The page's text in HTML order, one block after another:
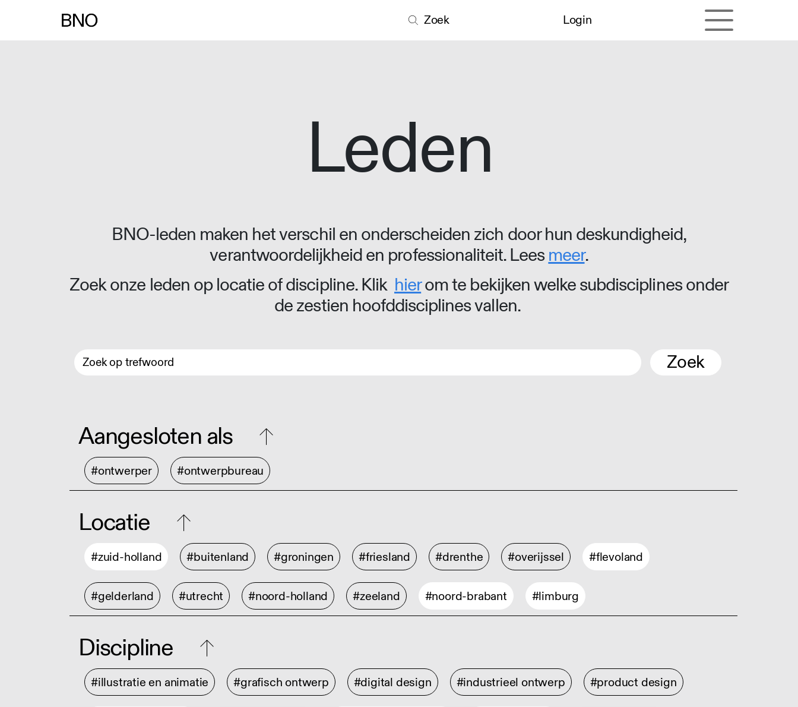
Zoek Login
Leden
BNO-leden maken het verschil en onderscheiden zich door hun deskundigheid,
verantwoordelijkheid en professionaliteit. Leesmeer.
Zoek onze leden op locatie of discipline. Klik hierom te bekijken welke subdisciplines onder
de zestien hoofddisciplines vallen.
Zoek
Aangesloten als
#ontwerper #ontwerpbureau
Locatie
#zuid-holland #buitenland #groningen #friesland #drenthe #overijssel #flevoland
#gelderland #utrecht #noord-holland #zeeland #noord-brabant #limburg
Discipline
#illustratie en animatie #grafisch ontwerp #digital design #industrieel ontwerp #product design